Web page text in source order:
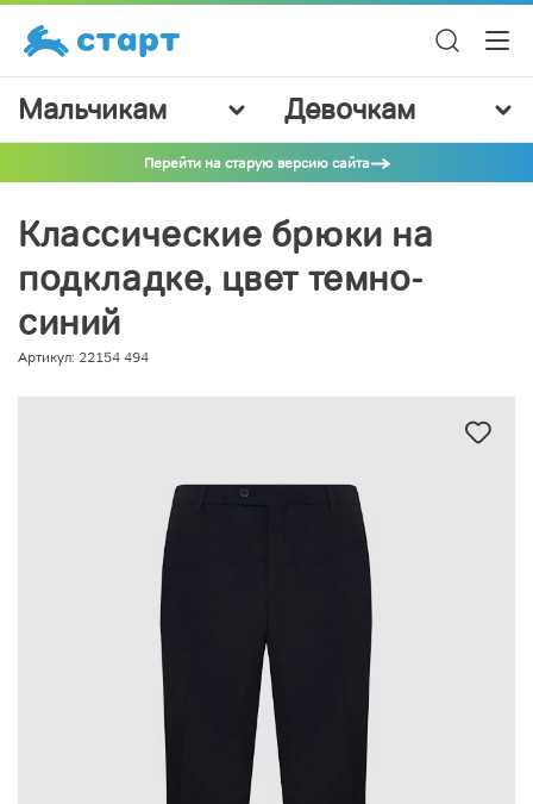
Мальчикам Девочкам
Перейти на старую версию сайта
Классические брюки на
подкладке, цвет темно-
синий
Артикул: 22154 494